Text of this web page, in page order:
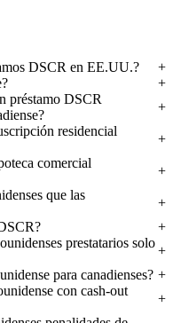
DSCR en EE.UU.?
préstamo DSCR
residencial
comercial
que las
prestatarios solo
para canadienses?
con cash-out